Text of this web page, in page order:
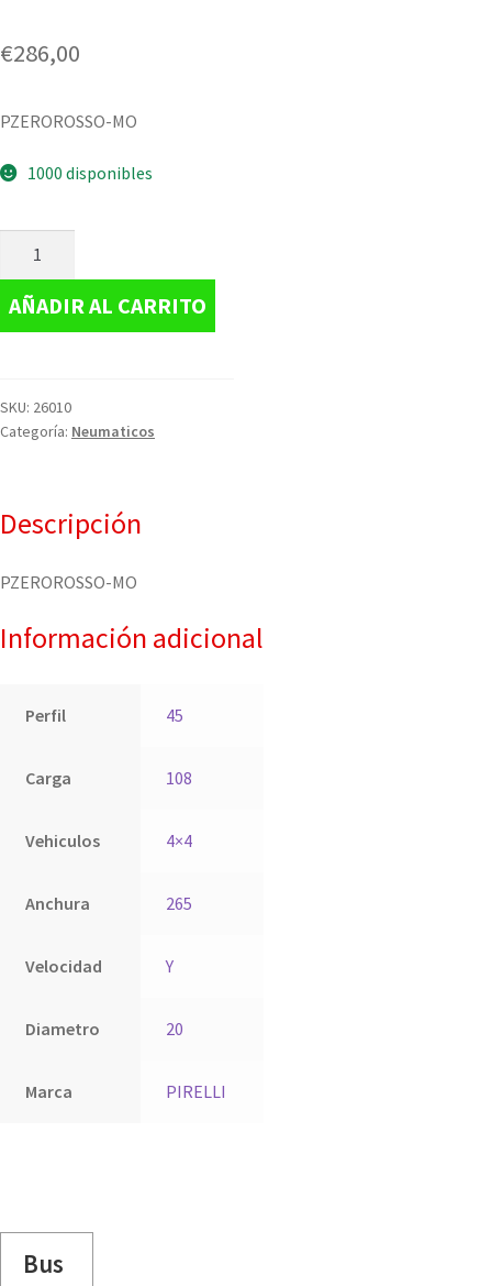
€286,00
PZEROROSSO-MO
1000 disponibles
AÑADIR AL CARRITO
SKU: 26010
Categoría: Neumaticos
Descripción
PZEROROSSO-MO
Información adicional
Perfil 45
Carga 108
Vehiculos 4×4
Anchura 265
Velocidad Y
Diametro 20
Marca PIRELLI
Bus